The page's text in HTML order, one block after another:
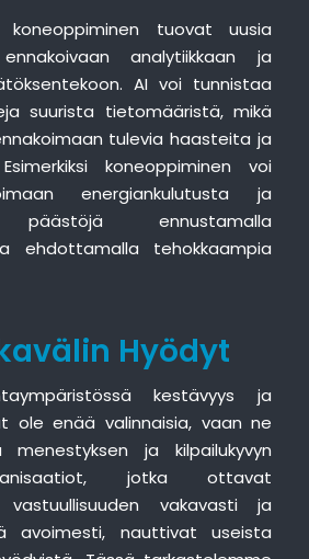
tuovat uusia
ennakoivaan analytiikkaan ja
AI voi tunnistaa
suurista tietomääristä, mikä
tulevia haasteita ja
koneoppiminen voi
energiankulutusta ja
päästöjä ennustamalla
ehdottamalla tehokkaampia
Hyödyt
kestävyys ja
ole enää valinnaisia, vaan ne
ja kilpailukyvyn
jotka ottavat
vakavasti ja
avoimesti, nauttivat useista